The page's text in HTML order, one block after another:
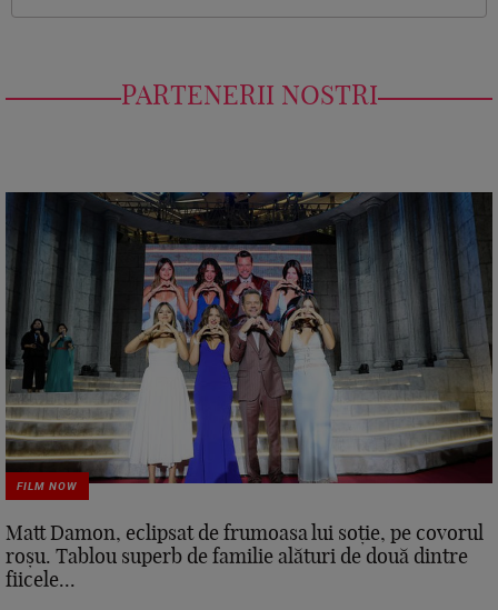
PARTENERII NOSTRI
FILM NOW
Matt Damon, eclipsat de frumoasa lui soție, pe covorul
roșu. Tablou superb de familie alături de două dintre
fiicele...